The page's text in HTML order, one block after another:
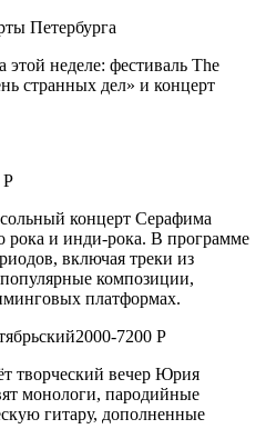
Петербурга
Р
концерт Серафима
рока и инди-рока. В программе
включая треки из
композиции,
платформах.
7200 Р
творческий вечер Юрия
монологи, пародийные
гитару, дополненные